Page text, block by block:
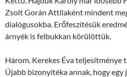
Zsolt Gorán Attilaként mindent
dialógusokba. Erőfeszítésük
árnyék is felbukkan körülöttük.
Három. Kerekes Éva
Újabb bizonyítéka annak, hogy